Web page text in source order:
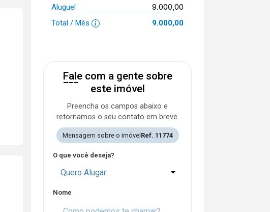
Aluguel 9.000,00
Total / Mês 9.000,00
Fale com a gente sobre
este imóvel
Preencha os campos abaixo e
retornamos o seu contato em breve.
Mensagem sobre o imóvel Ref. 11774
O que você deseja?
Quero Alugar
Nome